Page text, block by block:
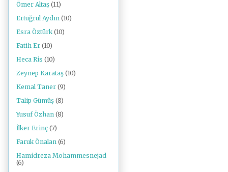
Ömer Altaş (11)
Ertuğrul Aydın (10)
Esra Öztürk (10)
Fatih Er (10)
Heca Ris (10)
Zeynep Karataş (10)
Kemal Taner (9)
Talip Gümüş (8)
Yusuf Özhan (8)
İlker Erinç (7)
Faruk Önalan (6)
Hamidreza Mohammesnejad
(6)